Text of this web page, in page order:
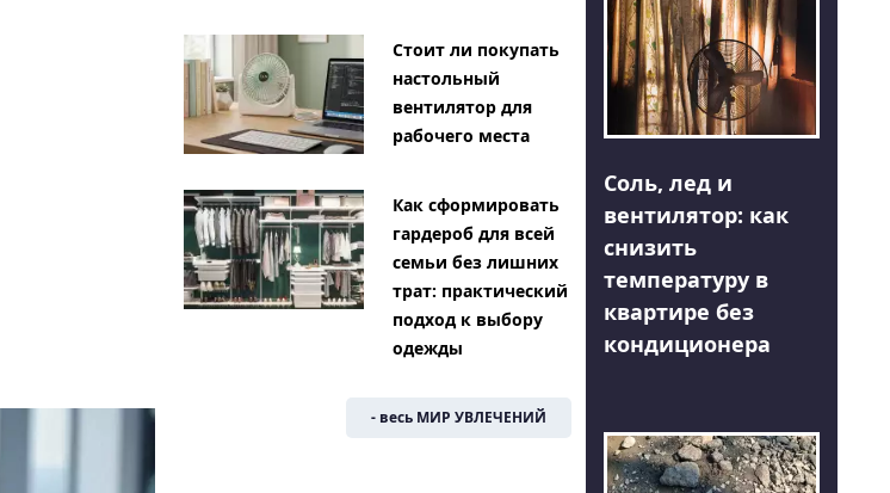
Стоит ли покупать
настольный
вентилятор для
рабочего места
Как сформировать
гардероб для всей
семьи без лишних
трат: практический
подход к выбору
одежды
- весь МИР УВЛЕЧЕНИЙ
Соль, лед и
вентилятор: как
снизить
температуру в
квартире без
кондиционера